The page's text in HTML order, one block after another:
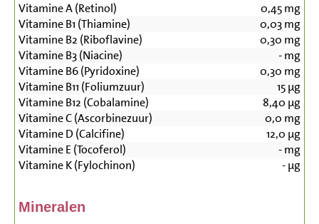
Vitamine A (Retinol) 0,45mg
Vitamine B1 (Thiamine)
0,03mg
Vitamine B2 (Riboflavine)
0,30 mg
Vitamine B3 (Niacine)
-mg
Vitamine B6 (Pyridoxine)
0,30 mg
Vitamine B11 (Foliumzuur)
15µg
Vitamine B12 (Cobalamine)
8,40 µg
Vitamine C (Ascorbinezuur)
0,0 mg
Vitamine D (Calcifine)
12,0 µg
Vitamine E (Tocoferol)
-mg
Vitamine K (Fylochinon)
-µg
Mineralen